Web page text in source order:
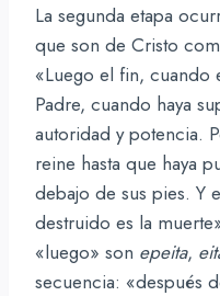
La segunda etapa
que son de Cristo
«Luego el fin, cuando
Padre, cuando haya
autoridad y potencia.
reine hasta que haya
debajo de sus pies. Y
destruido es la
«luego» son epeita,
secuencia: «después